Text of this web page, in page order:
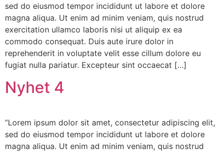
sed do eiusmod tempor incididunt ut labore et dolore
magna aliqua. Ut enim ad minim veniam, quis nostrud
exercitation ullamco laboris nisi ut aliquip ex ea
commodo consequat. Duis aute irure dolor in
reprehenderit in voluptate velit esse cillum dolore eu
fugiat nulla pariatur. Excepteur sint occaecat […]
Nyhet 4
”Lorem ipsum dolor sit amet, consectetur adipiscing elit,
sed do eiusmod tempor incididunt ut labore et dolore
magna aliqua. Ut enim ad minim veniam, quis nostrud